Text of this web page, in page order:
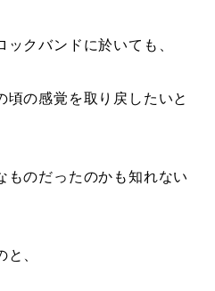
ックバンドに於いても、
頃の感覚を取り戻したいと
ものだったのかも知れない
、